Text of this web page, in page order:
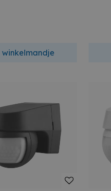
winkelmandje